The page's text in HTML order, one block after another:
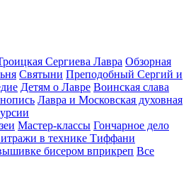
Сергиева Лавра Обзорная
Святыни Преподобный Сергий и
Детям о Лавре Воинская слава
Лавра и Московская духовная
Мастер-классы Гончарное дело
в технике Тиффани
бисером вприкреп Все